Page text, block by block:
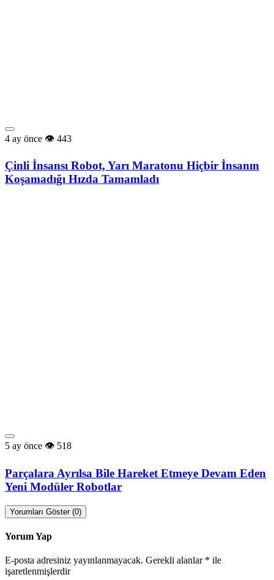
4 ay önce 443
Çinli İnsansı Robot, Yarı Maratonu Hiçbir İnsanın
Koşamadığı Hızda Tamamladı
5 ay önce 518
Parçalara Ayrılsa Bile Hareket Etmeye Devam Eden
Yeni Modüler Robotlar
Yorumları Göster (0)
Yorum Yap
E-posta adresiniz yayınlanmayacak. Gerekli alanlar * ile
işaretlenmişlerdir